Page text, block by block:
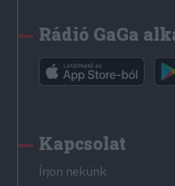
Rádió GaGa
Kapcsolat
Írjon nekünk